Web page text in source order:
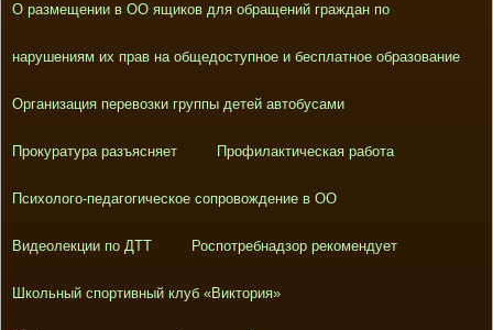
О размещении в ОО ящиков для обращений граждан по
нарушениям их прав на общедоступное и бесплатное образование
Организация перевозки группы детей автобусами
Прокуратура разъясняет Профилактическая работа
Психолого-педагогическое сопровождение в ОО
Видеолекции по ДТТ Роспотребнадзор рекомендует
Школьный спортивный клуб «Виктория»